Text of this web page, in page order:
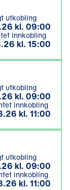
utkobling
kl. 09:00
innkobling
kl. 15:00
utkobling
kl. 09:00
innkobling
kl. 11:00
utkobling
kl. 09:00
innkobling
kl. 11:00